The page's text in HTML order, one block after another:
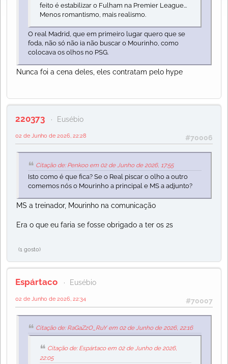
feito é estabilizar o Fulham na Premier League...
Menos romantismo, mais realismo.
O real Madrid, que em primeiro lugar quero que se
foda, não só não ia não buscar o Mourinho, como
colocava os olhos no PSG.
Nunca foi a cena deles, eles contratam pelo hype
220373 Eusébio
#70006
02 de Junho de 2026, 22:28
Citação de: Penkoo em 02 de Junho de 2026, 17:55
Isto como é que fica? Se o Real piscar o olho a outro
comemos nós o Mourinho a principal e MS a adjunto?
MS a treinador, Mourinho na comunicação
Era o que eu faria se fosse obrigado a ter os 2s
(1 gosto)
Espártaco Eusébio
#70007
02 de Junho de 2026, 22:34
Citação de: RaGaZzO_RuY em 02 de Junho de 2026, 22:16
Citação de: Espártaco em 02 de Junho de 2026,
22:05